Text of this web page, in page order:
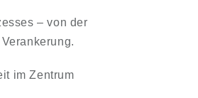
– von der
im Zentrum